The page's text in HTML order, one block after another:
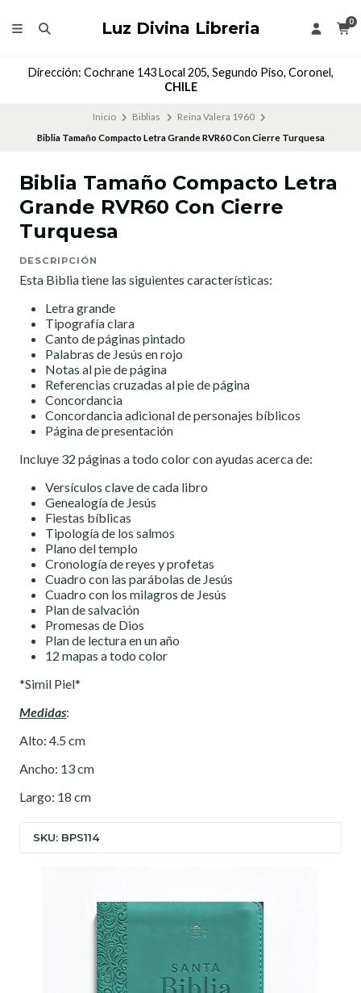
Luz Divina Libreria 0
Dirección: Cochrane 143 Local 205, Segundo Piso, Coronel,
CHILE
Inicio Biblias
Reina Valera 1960
Biblia Tamaño Compacto Letra Grande RVR60 Con Cierre Turquesa
Biblia Tamaño Compacto Letra
Grande RVR60 Con Cierre
Turquesa
DESCRIPCIÓN
Esta Biblia tiene las siguientes características:
Letra grande
Tipografía clara
Canto de páginas pintado
Palabras de Jesús en rojo
Notas al pie de página
Referencias cruzadas al pie de página
Concordancia
Concordancia adicional de personajes bíblicos
Página de presentación
Incluye 32 páginas a todo color con ayudas acerca de:
Versículos clave de cada libro
Genealogía de Jesús
Fiestas bíblicas
Tipología de los salmos
Plano del templo
Cronología de reyes y profetas
Cuadro con las parábolas de Jesús
Cuadro con los milagros de Jesús
Plan de salvación
Promesas de Dios
Plan de lectura en un año
12 mapas a todo color
*Simil Piel*
Medidas:
Alto: 4.5 cm
Ancho: 13 cm
Largo: 18 cm
SKU: BPS114